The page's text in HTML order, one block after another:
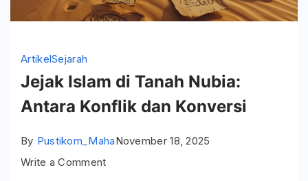
ArtikelSejarah
Jejak Islam di Tanah Nubia:
Antara Konflik dan Konversi
By Pustikom_MahaNovember 18, 2025
Write a Commenton